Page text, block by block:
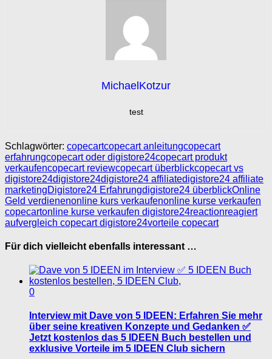
MichaelKotzur
test
Schlagwörter: copecartcopecart anleitungcopecart
erfahrungcopecart oder digistore24copecart produkt
verkaufencopecart reviewcopecart überblickcopecart vs
digistore24digistore24digistore24 affiliatedigistore24 affiliate
marketingDigistore24 Erfahrungdigistore24 überblickOnline
Geld verdienenonline kurs verkaufenonline kurse verkaufen
copecartonline kurse verkaufen digistore24reactionreagiert
aufvergleich copecart digistore24vorteile copecart
Für dich vielleicht ebenfalls interessant …
0
Interview mit Dave von 5 IDEEN: Erfahren Sie mehr
über seine kreativen Konzepte und Gedanken ✅
Jetzt kostenlos das 5 IDEEN Buch bestellen und
exklusive Vorteile im 5 IDEEN Club sichern